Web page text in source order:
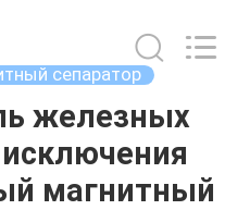
сепаратор
железных
магнитный